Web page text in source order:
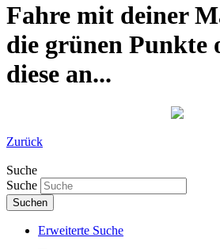
Fahre mit deiner
die grünen Punkte
diese an...
Zurück
Suche
Suche
Suchen
Erweiterte Suche